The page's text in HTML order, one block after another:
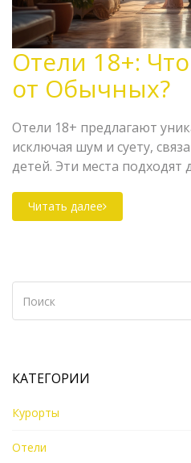
Отели 18+:
от Обычных?
Отели 18+ предлагают
исключая шум и суету,
детей. Эти места подходят
внимание уделяется
атмосфере. Узнайте, что
Читать далее
КАТЕГОРИИ
Курорты
Отели